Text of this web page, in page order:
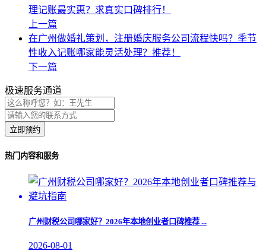
理记账最实惠？求真实口碑排行！
上一篇
在广州做婚礼策划，注册婚庆服务公司流程快吗？季节
性收入记账哪家能灵活处理？推荐！
下一篇
极速服务通道
立即预约
热门内容和服务
广州财税公司哪家好？2026年本地创业者口碑推荐 ...
2026-08-01